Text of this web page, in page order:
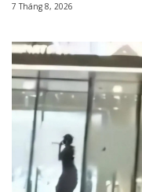
7 Tháng 8, 2026